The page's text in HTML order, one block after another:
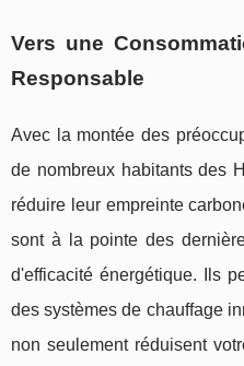
Vers une
Responsable
Avec la montée des
de nombreux habitants des
réduire leur empreinte
sont à la pointe des
d'efficacité énergétique. Ils
des systèmes de chauffage
non seulement réduisent